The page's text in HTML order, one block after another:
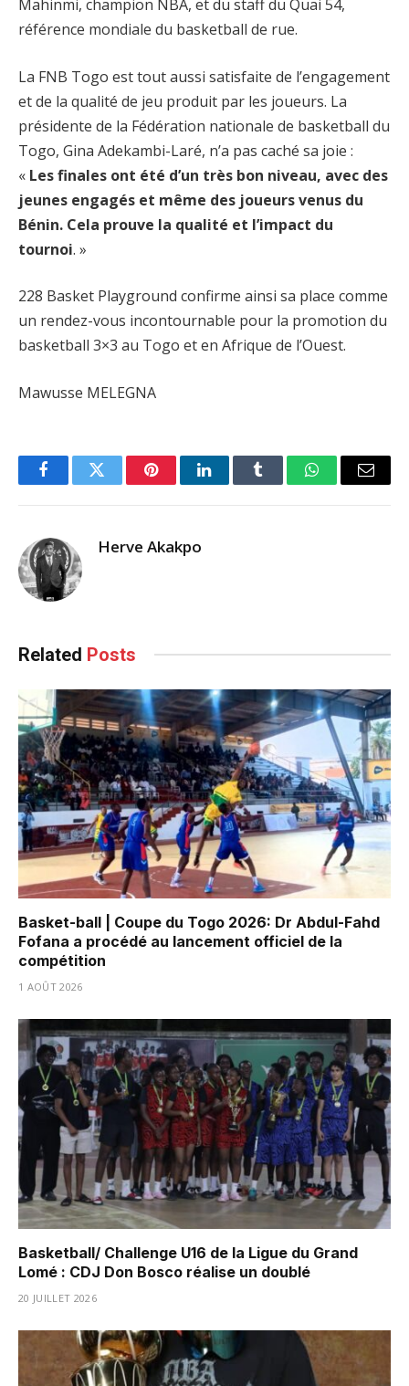
Mahinmi, champion NBA, et du staff du Quai 54,
référence mondiale du basketball de rue.
La FNB Togo est tout aussi satisfaite de l’engagement
et de la qualité de jeu produit par les joueurs. La
présidente de la Fédération nationale de basketball du
Togo, Gina Adekambi-Laré, n’a pas caché sa joie :
« Les finales ont été d’un très bon niveau, avec des
jeunes engagés et même des joueurs venus du
Bénin. Cela prouve la qualité et l’impact du
tournoi. »
228 Basket Playground confirme ainsi sa place comme
un rendez-vous incontournable pour la promotion du
basketball 3×3 au Togo et en Afrique de l’Ouest.
Mawusse MELEGNA
FacebookTwitter PinterestLinkedInTumblr WhatsAppEmail
Herve Akakpo
Related Posts
Basket-ball | Coupe du Togo 2026: Dr Abdul-Fahd
Fofana a procédé au lancement officiel de la
compétition
1 AOÛT 2026
Basketball/ Challenge U16 de la Ligue du Grand
Lomé : CDJ Don Bosco réalise un doublé
20 JUILLET 2026